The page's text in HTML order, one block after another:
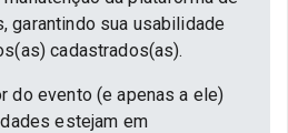
garantindo sua usabilidade
cadastrados(as).
do evento (e apenas a ele)
estejam em